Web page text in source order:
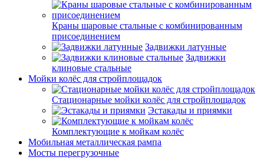
Краны шаровые стальные с комбинированным
присоединением
Задвижки латунные
Задвижки
клиновые стальные
Мойки колёс для стройплощадок
Стационарные мойки колёс для стройплощадок
Эстакады и приямки
Комплектующие к мойкам колёс
Мобильная металлическая рампа
Мосты перегрузочные